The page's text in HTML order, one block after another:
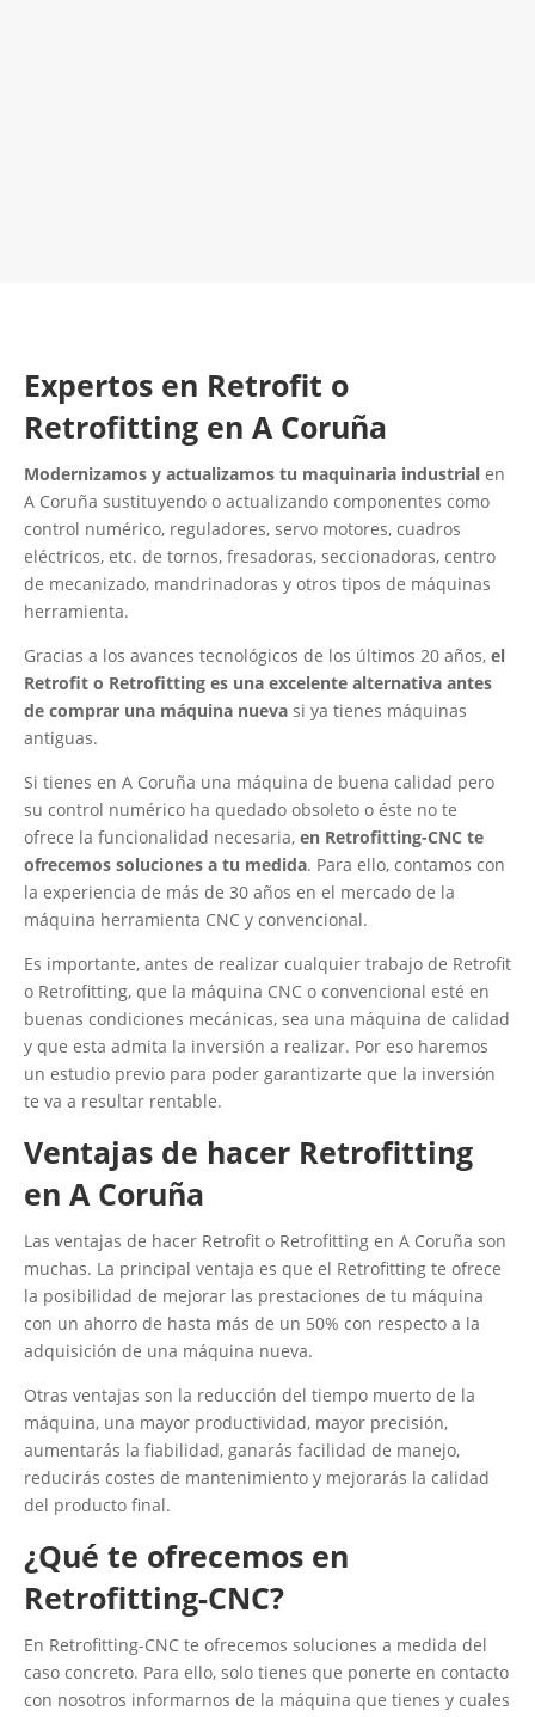
Expertos en Retrofit o
Retrofitting en A Coruña
Modernizamos y actualizamos tu maquinaria industrial en
A Coruña sustituyendo o actualizando componentes como
control numérico, reguladores, servo motores, cuadros
eléctricos, etc. de tornos, fresadoras, seccionadoras, centro
de mecanizado, mandrinadoras y otros tipos de máquinas
herramienta.
Gracias a los avances tecnológicos de los últimos 20 años, el
Retrofit o Retrofitting es una excelente alternativa antes
de comprar una máquina nueva si ya tienes máquinas
antiguas.
Si tienes en A Coruña una máquina de buena calidad pero
su control numérico ha quedado obsoleto o éste no te
ofrece la funcionalidad necesaria, en Retrofitting-CNC te
ofrecemos soluciones a tu medida. Para ello, contamos con
la experiencia de más de 30 años en el mercado de la
máquina herramienta CNC y convencional.
Es importante, antes de realizar cualquier trabajo de Retrofit
o Retrofitting, que la máquina CNC o convencional esté en
buenas condiciones mecánicas, sea una máquina de calidad
y que esta admita la inversión a realizar. Por eso haremos
un estudio previo para poder garantizarte que la inversión
te va a resultar rentable.
Ventajas de hacer Retrofitting
en A Coruña
Las ventajas de hacer Retrofit o Retrofitting en A Coruña son
muchas. La principal ventaja es que el Retrofitting te ofrece
la posibilidad de mejorar las prestaciones de tu máquina
con un ahorro de hasta más de un 50% con respecto a la
adquisición de una máquina nueva.
Otras ventajas son la reducción del tiempo muerto de la
máquina, una mayor productividad, mayor precisión,
aumentarás la fiabilidad, ganarás facilidad de manejo,
reducirás costes de mantenimiento y mejorarás la calidad
del producto final.
¿Qué te ofrecemos en
Retrofitting-CNC?
En Retrofitting-CNC te ofrecemos soluciones a medida del
caso concreto. Para ello, solo tienes que ponerte en contacto
con nosotros informarnos de la máquina que tienes y cuales